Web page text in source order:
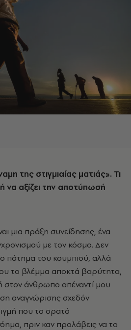
να αξίζει την αποτύπωσή
μια πράξη συνείδησης, ένα
με τον κόσμο. Δεν
πάτημα του κουμπιού, αλλά
το βλέμμα αποκτά βαρύτητα,
στον άνθρωπο απέναντί μου
αναγνώρισης σχεδόν
που το ορατό
πριν καν προλάβεις να το